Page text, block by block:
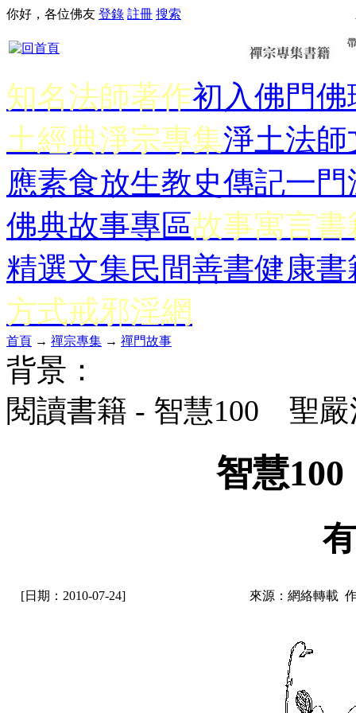
你好，各位佛友 登錄 註冊 搜索
知名法師著作初入佛門佛
土經典淨宗專集淨土法師
應素食放生教史傳記一門
佛典故事專區故事寓言書
精選文集民間善書健康書
方式戒邪淫網
首頁 → 禪宗專集 → 禪門故事
背景：
閱讀書籍 - 智慧100 聖嚴
智慧
[日期：2010-07-24] 來源：網絡轉載